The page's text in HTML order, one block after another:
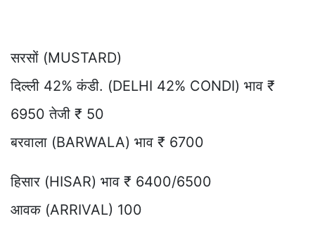
सरसों (MUSTARD)
दिल्ली 42% कंडी. (DELHI 42% CONDI) भाव ₹
6950 तेजी ₹ 50
बरवाला (BARWALA) भाव ₹ 6700
हिसार (HISAR) भाव ₹ 6400/6500
आवक (ARRIVAL) 100